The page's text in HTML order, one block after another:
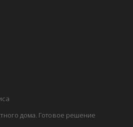
дома. Готовое решение